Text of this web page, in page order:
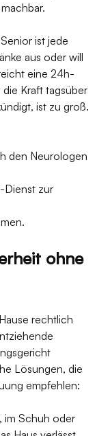
ist jede
aus oder will
eine 24h-
die Kraft tagsüber
ist zu groß.
den Neurologen
Dienst zur
ohne
rechtlich
Lösungen, die
empfehlen:
im Schuh oder